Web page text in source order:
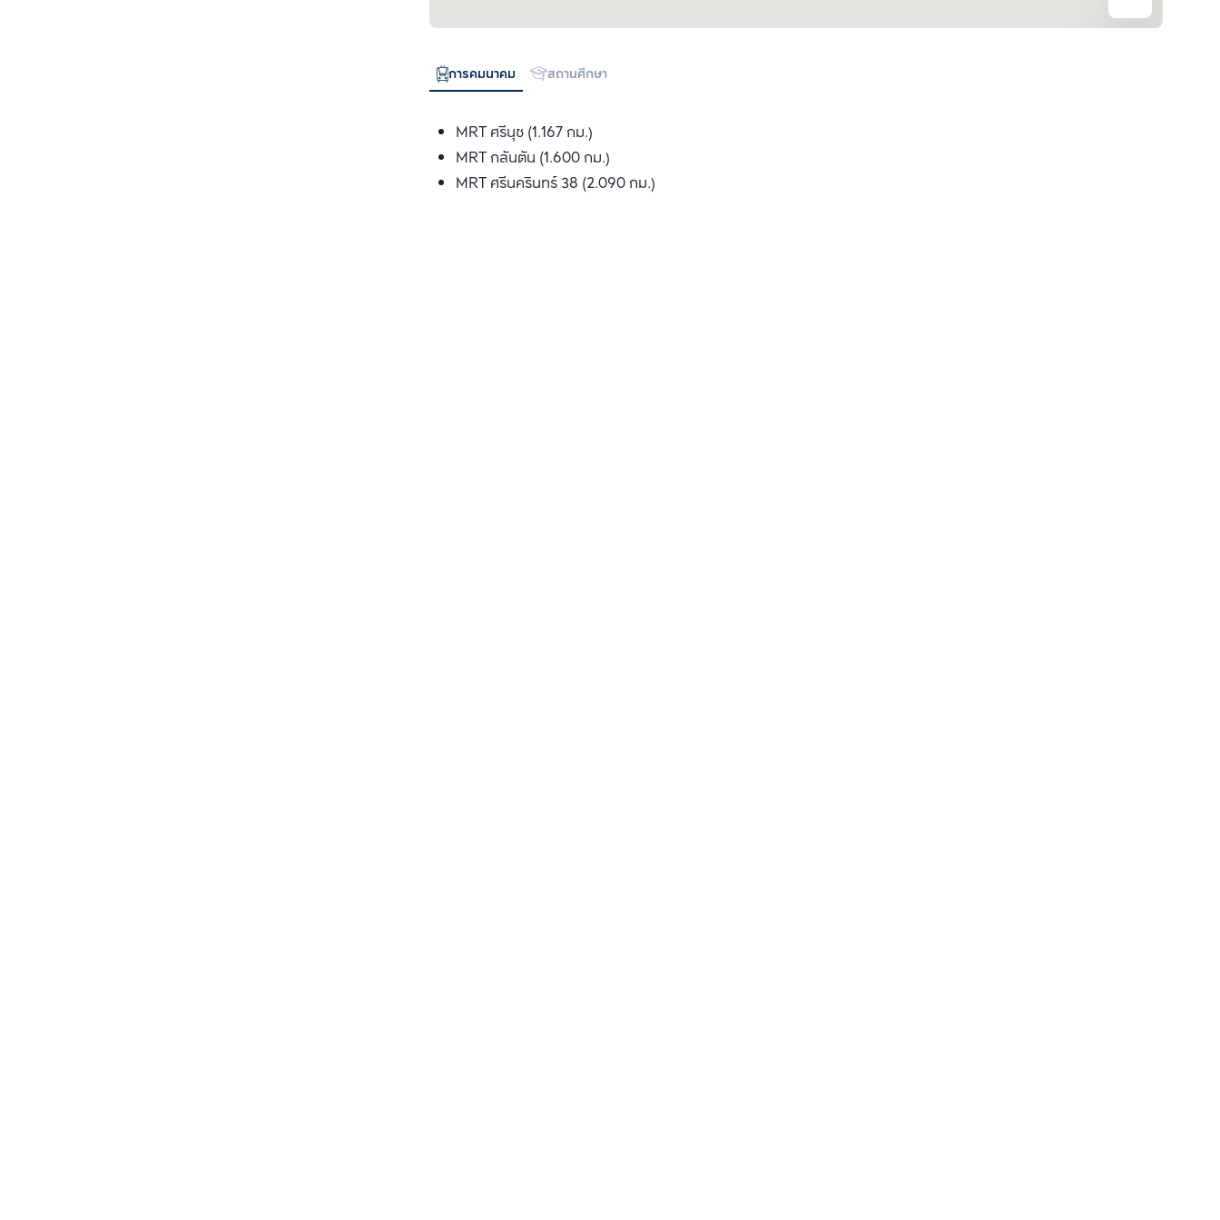
การคมนาคม สถานศึกษา
MRT ศรีนุช (1.167 กม.)
MRT กลันตัน (1.600 กม.)
MRT ศรีนครินทร์ 38 (2.090 กม.)